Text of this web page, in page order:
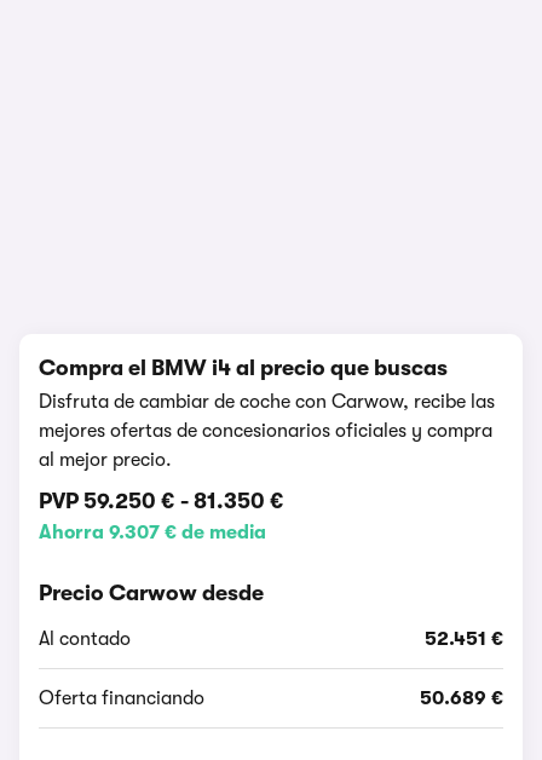
Compra el BMW i4 al precio que buscas
Disfruta de cambiar de coche con Carwow, recibe las
mejores ofertas de concesionarios oficiales y compra
al mejor precio.
PVP 59.250 € - 81.350 €
Ahorra 9.307 € de media
Precio Carwow desde
Al contado 52.451 €
Oferta financiando 50.689 €